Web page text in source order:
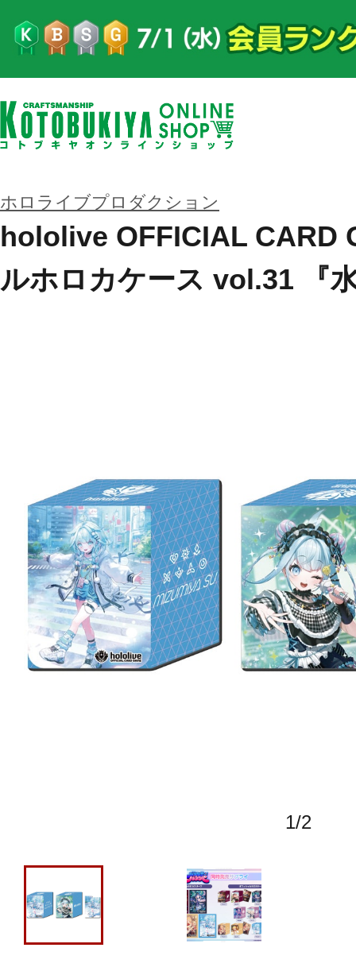
ホロライブプロダクション
hololive OFFICIAL CARD
ルホロカケース vol.31 『
1/2